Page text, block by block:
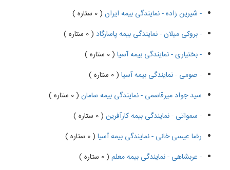
- شیرین زاده - نمایندگی بیمه ایران ( 0 ستاره )
- بروکی میلان - نمایندگی بیمه پاسارگاد ( 0 ستاره )
- بختیاری - نمایندگی بیمه آسیا ( 0 ستاره )
- صومی - نمایندگی بیمه آسیا ( 0 ستاره )
سید جواد میرقاسمی - نمایندگی بیمه سامان ( 0 ستاره )
- سمواتی - نمایندگی بیمه کارآفرین ( 0 ستاره )
رضا عیسی خانی - نمایندگی بیمه آسیا ( 0 ستاره )
- عربشاهی - نمایندگی بیمه معلم ( 0 ستاره )